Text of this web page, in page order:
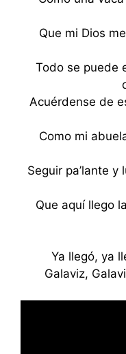
Que mi Dios
Todo se puede
Acuérdense de
Como mi
Seguir pa’lante
Que aquí llego
Ya llegó, ya
Galaviz,